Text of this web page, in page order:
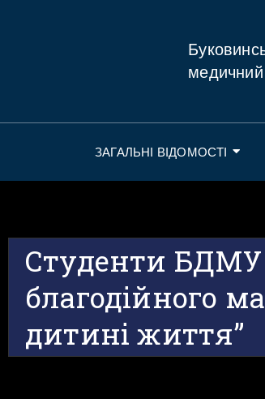
медичний
ЗАГАЛЬНІ ВІДОМОСТІ
Студенти
благодійного
дитині життя”